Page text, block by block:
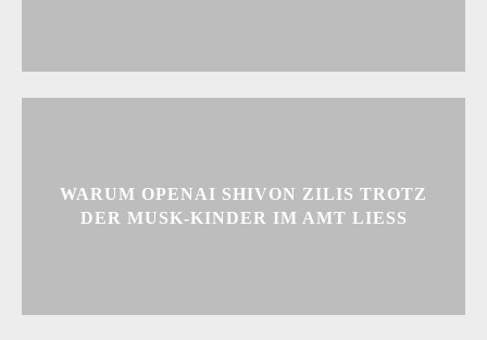
WARUM OPENAI SHIVON ZILIS TROTZ
DER MUSK-KINDER IM AMT LIESS